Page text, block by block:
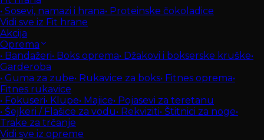
• Sosevi, namazi i hrana• Proteinske čokoladice
Vidi sve iz Fit hrane
Akcija
Oprema
• Bandažeri• Boks oprema• Džakovi i bokserske kruške•
Garderoba
• Guma za zube• Rukavice za boks• Fitnes oprema•
Fitnes rukavice
• Fokuseri• Klupe• Majice• Pojasevi za teretanu
• Šejkeri / Flašice za vodu• Rekviziti• Štitnici za noge•
Trake za trčanje
Vidi sve iz opreme